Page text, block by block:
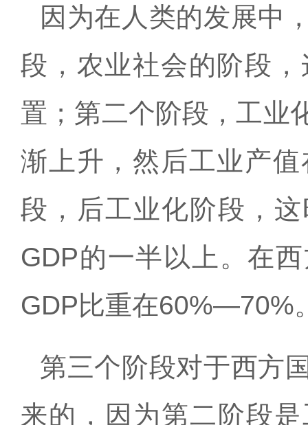
因为在人类的发展中
段，农业社会的阶段
置；第二个阶段，工业
渐上升，然后工业产值
段，后工业化阶段，
GDP的一半以上。在
GDP比重在60%—70%
第三个阶段对于西方
来的，因为第二阶段